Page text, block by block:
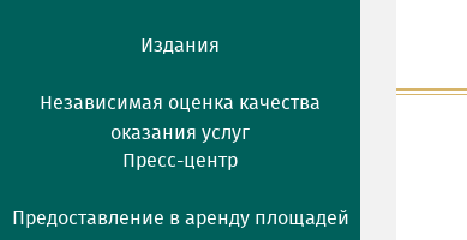
Издания
Независимая оценка качества
оказания услуг
Пресс-центр
Предоставление в аренду площадей